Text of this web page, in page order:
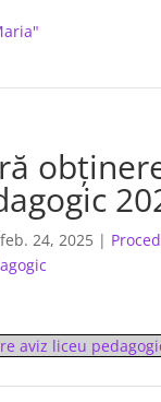
feb. 24, 2025|
aviz liceu